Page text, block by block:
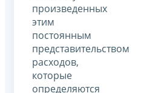
произведенных
этим
постоянным
представительством
расходов,
которые
определяются